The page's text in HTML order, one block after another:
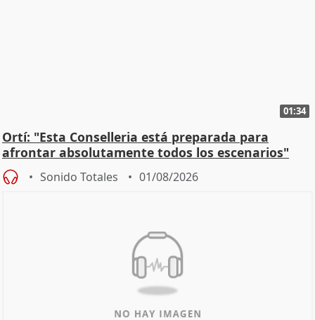
01:34
Ortí: "Esta Conselleria está preparada para
afrontar absolutamente todos los escenarios"
Sonido Totales 01/08/2026